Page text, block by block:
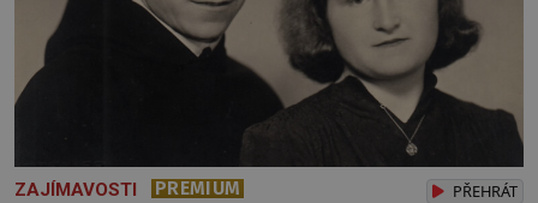
ZAJÍMAVOSTI PREMIUM PŘEHRÁT